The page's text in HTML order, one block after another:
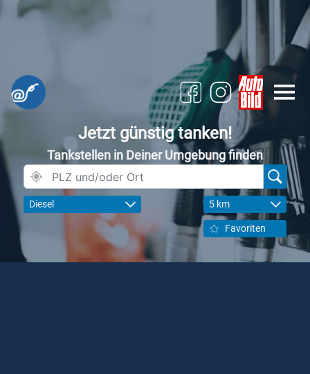
Jetzt günstig tanken!
Tankstellen in Deiner Umgebung finden
Diesel 5 km
Favoriten